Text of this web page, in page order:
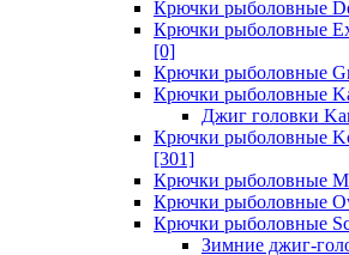
Крючки рыболовные
Крючки рыболовные
[0]
Крючки рыболовные
Крючки рыболовные
Джиг головки
Крючки рыболовные
[301]
Крючки рыболовные
Крючки рыболовные
Крючки рыболовные
Зимние джиг-